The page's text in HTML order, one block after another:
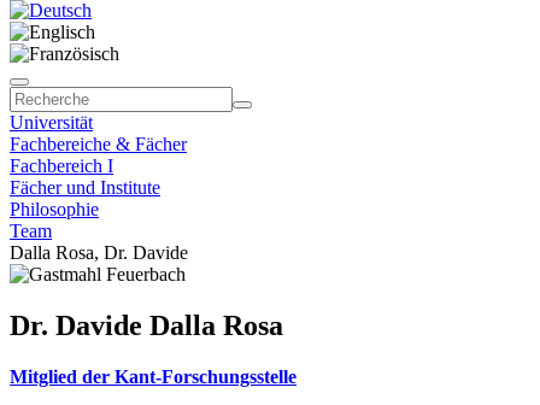
Universität
Fachbereiche & Fächer
Fachbereich I
Fächer und Institute
Philosophie
Team
Dalla Rosa, Dr. Davide
Dr. Davide Dalla Rosa
Mitglied der Kant-Forschungsstelle